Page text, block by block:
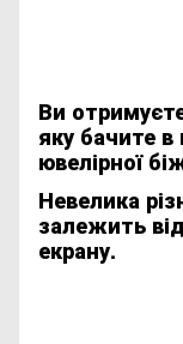
Ви
яку бачите в
ювелірної
Невелика
залежить
екрану.